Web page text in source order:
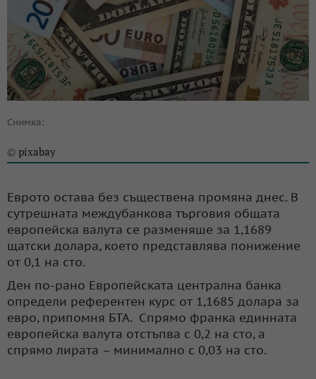
Снимка:
© pixabay
Еврото остава без съществена промяна днес. В
сутрешната междубанкова търговия общата
европейска валута се разменяше за 1,1689
щатски долара, което представлява понижение
от 0,1 на сто.
Ден по-рано Европейската централна банка
определи референтен курс от 1,1685 долара за
евро, припомня БТА. Спрямо франка единната
европейска валута отстъпва с 0,2 на сто, а
спрямо лирата – минимално с 0,03 на сто.